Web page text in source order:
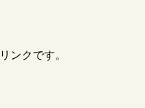
ンクです。